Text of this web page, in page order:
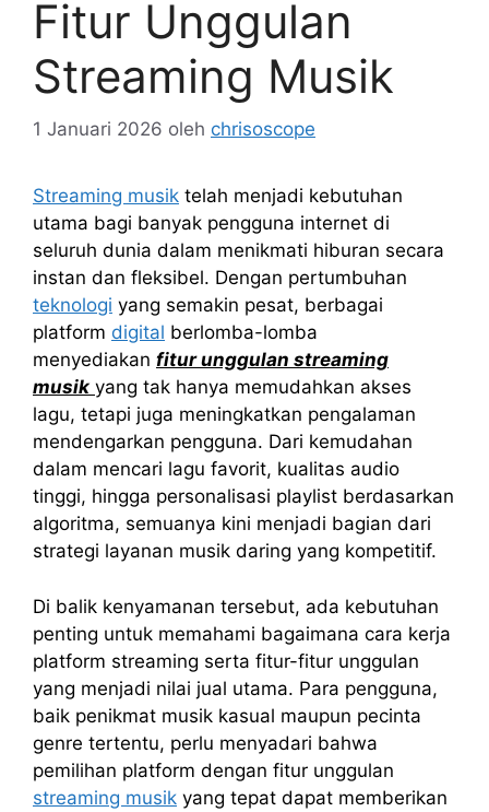
Fitur Unggulan
Streaming Musik
1 Januari 2026 oleh chrisoscope
Streaming musik telah menjadi kebutuhan
utama bagi banyak pengguna internet di
seluruh dunia dalam menikmati hiburan secara
instan dan fleksibel. Dengan pertumbuhan
teknologi yang semakin pesat, berbagai
platform digital berlomba-lomba
menyediakan fitur unggulan streaming
musik yang tak hanya memudahkan akses
lagu, tetapi juga meningkatkan pengalaman
mendengarkan pengguna. Dari kemudahan
dalam mencari lagu favorit, kualitas audio
tinggi, hingga personalisasi playlist berdasarkan
algoritma, semuanya kini menjadi bagian dari
strategi layanan musik daring yang kompetitif.
Di balik kenyamanan tersebut, ada kebutuhan
penting untuk memahami bagaimana cara kerja
platform streaming serta fitur-fitur unggulan
yang menjadi nilai jual utama. Para pengguna,
baik penikmat musik kasual maupun pecinta
genre tertentu, perlu menyadari bahwa
pemilihan platform dengan fitur unggulan
streaming musik yang tepat dapat memberikan